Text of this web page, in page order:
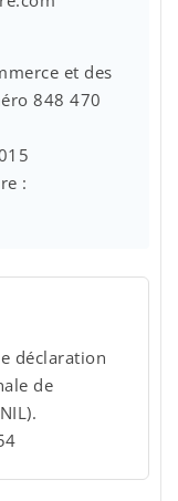
et des
848 470
:
déclaration
de